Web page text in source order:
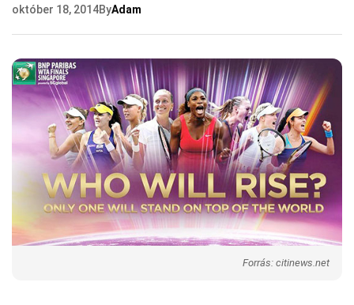
október 18, 2014ByAdam
Forrás: citinews.net